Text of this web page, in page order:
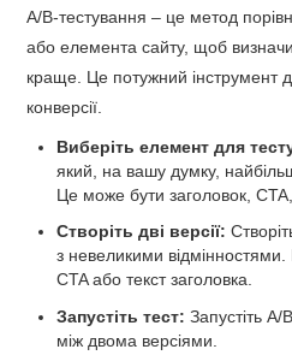
A/B-тестування – це метод
або елемента сайту, щоб
краще. Це потужний інструмент
конверсії.
Виберіть елемент для
який, на вашу думку,
Це може бути заголовок,
Створіть дві версії:
з невеликими відмінностями.
CTA або текст заголовка.
Запустіть тест: Запустіть A/
між двома версіями.